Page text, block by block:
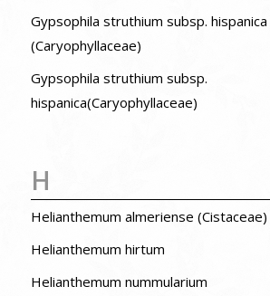
Gypsophila struthium subsp. hispanica
(Caryophyllaceae)
Gypsophila struthium subsp.
hispanica(Caryophyllaceae)
H
Helianthemum almeriense (Cistaceae)
Helianthemum hirtum
Helianthemum nummularium